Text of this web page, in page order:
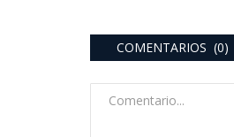
COMENTARIOS (0)